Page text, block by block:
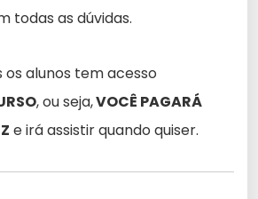
todas as dúvidas.
os alunos tem acesso
, ou seja,VOCÊ PAGARÁ
e irá assistir quando quiser.